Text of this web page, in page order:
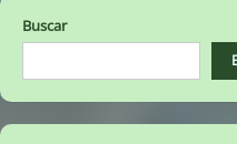
Buscar